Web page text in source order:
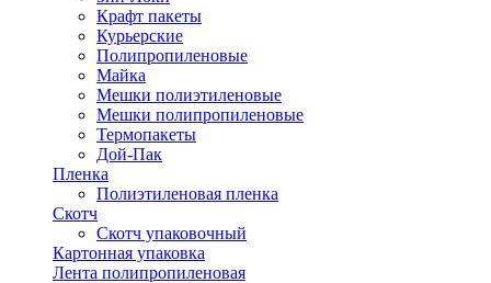
Крафт пакеты
Курьерские
Полипропиленовые
Майка
Мешки полиэтиленовые
Мешки полипропиленовые
Термопакеты
Дой-Пак
Пленка
Полиэтиленовая пленка
Скотч
Скотч упаковочный
Картонная упаковка
Лента полипропиленовая